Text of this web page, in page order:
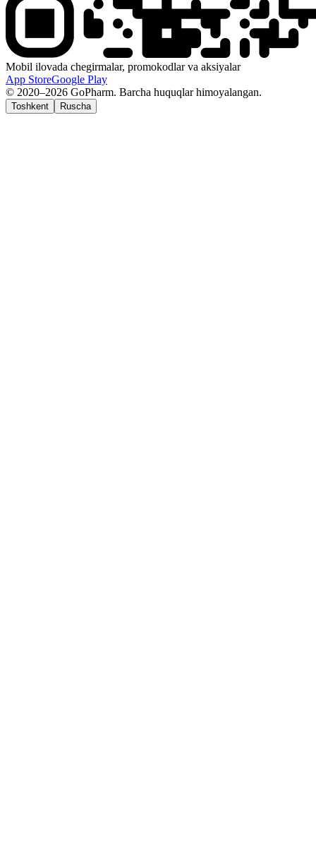
Mobil ilovada chegirmalar, promokodlar va aksiyalar
App StoreGoogle Play
© 2020–2026 GoPharm. Barcha huquqlar himoyalangan.
Toshkent Ruscha